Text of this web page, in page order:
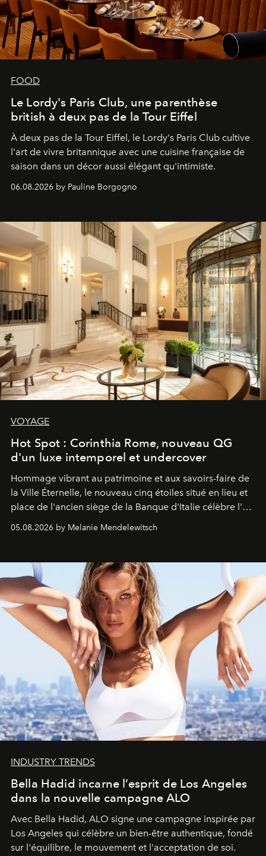
FOOD
Le Lordy's Paris Club, une parenthèse
british à deux pas de la Tour Eiffel
À deux pas de la Tour Eiffel, le Lordy's Paris Club cultive
l'art de vivre britannique avec une cuisine française de
saison dans un décor aussi élégant qu'intimiste.
06.08.2026 by Pauline Borgogno
VOYAGE
Hot Spot : Corinthia Rome, nouveau QG
d'un luxe intemporel et undercover
Hommage vibrant au patrimoine et aux savoirs-faire de
la Ville Éternelle, le nouveau cinq étoiles situé en lieu et
place de l'ancien siège de la Banque d'Italie célèbre l'art
05.08.2026 by Melanie Mendelewitsch
INDUSTRY TRENDS
Bella Hadid incarne l’esprit de Los Angeles
dans la nouvelle campagne ALO
Avec Bella Hadid, ALO signe une campagne inspirée par
Los Angeles qui célèbre un bien-être authentique, fondé
sur l'équilibre, le mouvement et l'acceptation de soi.